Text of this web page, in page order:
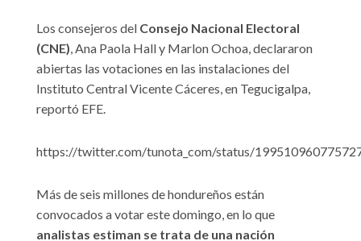
Los consejeros del Consejo Nacional Electoral
(CNE), Ana Paola Hall y Marlon Ochoa, declararon
abiertas las votaciones en las instalaciones del
Instituto Central Vicente Cáceres, en Tegucigalpa,
reportó EFE.
https://twitter.com/tunota_com/status/
Más de seis millones de hondureños están
convocados a votar este domingo, en lo que
analistas estiman se trata de una nación